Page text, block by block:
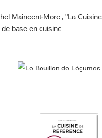
Maincent-Morel, "La
base en cuisine